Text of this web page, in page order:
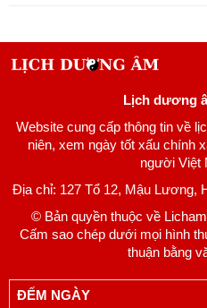
Lịch dương
Website cung cấp thông tin về
niên, xem ngày tốt xấu chính
người Việt
Địa chỉ: 127 Tổ 12, Mậu Lương,
© Bản quyền thuộc về
Cấm sao chép dưới mọi hình
thuận bằng
ĐẾM NGÀY